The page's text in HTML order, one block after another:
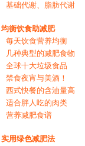
基础代谢、脂肪代谢
均衡饮食助减肥
每天饮食营养均衡
几种典型的减肥食物
全球十大垃圾食品
禁食夜宵与美酒！
西式快餐的含油量高
适合胖人吃的肉类
营养减肥食谱
实用绿色减肥法